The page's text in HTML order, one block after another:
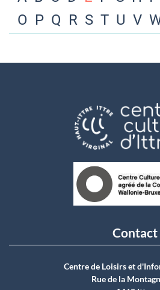
O P Q R S T U V
Contact
Centre de Loisirs et
Rue de la